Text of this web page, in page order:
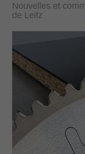
Nouvelles et
de Leitz